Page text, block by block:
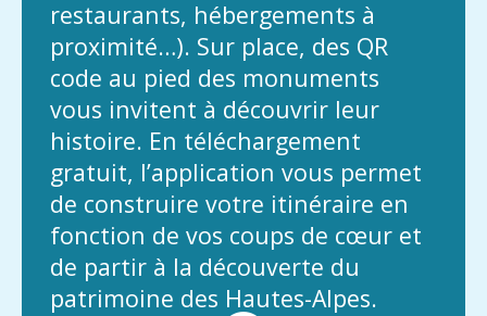
restaurants, hébergements à
proximité…). Sur place, des QR
code au pied des monuments
vous invitent à découvrir leur
histoire. En téléchargement
gratuit, l’application vous permet
de construire votre itinéraire en
fonction de vos coups de cœur et
de partir à la découverte du
patrimoine des Hautes-Alpes.